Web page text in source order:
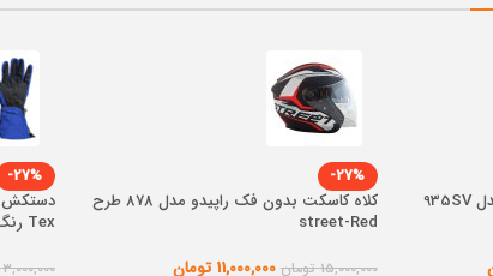
کلاه کاسکت فک متحرک فلش مدل 935SV
-27%
کلاه کاسکت بدون فک راپیدو مدل 878 طرح
street-Red
15,000,000 تومان 11,000,000 تومان
-27%
Tex رنگ آبی کاربنی
3,000,000